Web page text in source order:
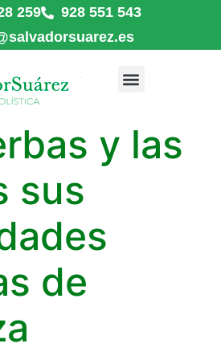
259
928 551 543
y las
sus
de